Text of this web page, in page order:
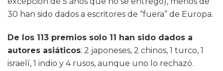
30 han sido dados a escritores de “fuera” de Europa.
De los 113 premios solo 11 han sido dados a
autores asiáticos: 2 japoneses, 2 chinos, 1 turco, 1
israelí, 1 indio y 4 rusos, aunque uno lo rechazó.